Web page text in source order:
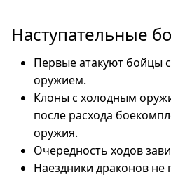
Наступательные
Первые атакуют бойцы
оружием.
Клоны с холодным
после расхода
оружия.
Очередность ходов
Наездники драконов